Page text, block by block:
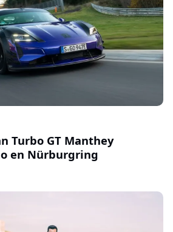
Turbo GT Manthey
en Nürburgring